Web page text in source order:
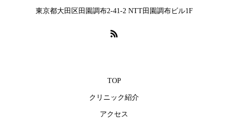
東京都大田区田園調布2-41-2 NTT田園調布ビル1F
TOP
クリニック紹介
アクセス